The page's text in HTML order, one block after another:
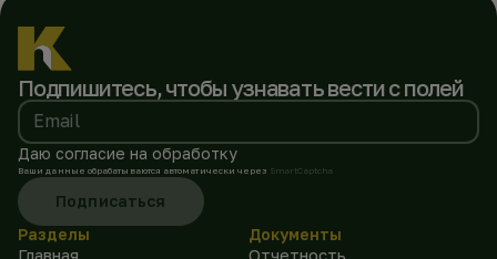
Подпишитесь, чтобы узнавать вести с полей
Email
Даю согласие на обработку
Ваши данные обрабатываются автоматически через SmartCaptcha
Подписаться
Разделы
Главная
Документы
Отчетность